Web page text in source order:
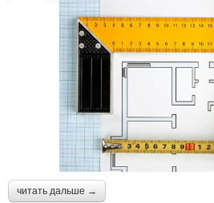
читать дальше →